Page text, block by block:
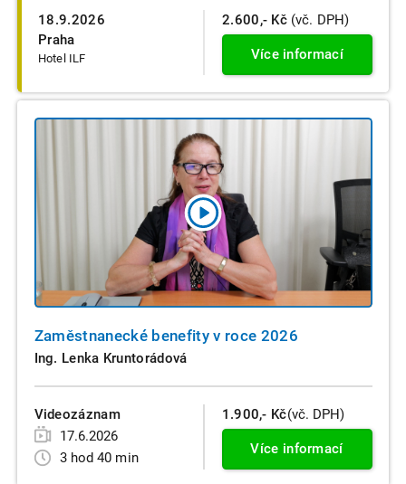
18.9.2026
Praha
Hotel ILF
2.600,- Kč (vč. DPH)
Více informací
Zaměstnanecké benefity v roce 2026
Ing. Lenka Kruntorádová
Videozáznam
17.6.2026
3 hod 40 min
1.900,- Kč(vč. DPH)
Více informací